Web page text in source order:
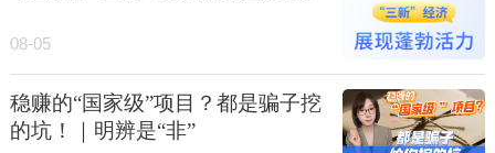
08-05
稳赚的“国家级”项目？都是骗子挖
的坑！｜明辨是“非”